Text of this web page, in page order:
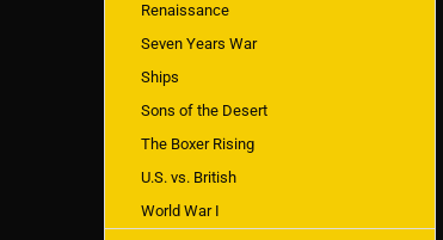
Renaissance
Seven Years War
Ships
Sons of the Desert
The Boxer Rising
U.S. vs. British
World War I